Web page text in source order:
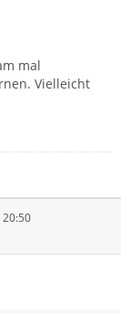
mal
Vielleicht